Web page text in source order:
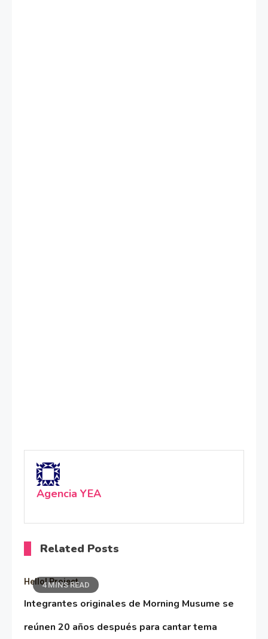
Agencia YEA
Related Posts
4 MINS READ
Hello! Project
Integrantes originales de Morning Musume se
reúnen 20 años después para cantar tema